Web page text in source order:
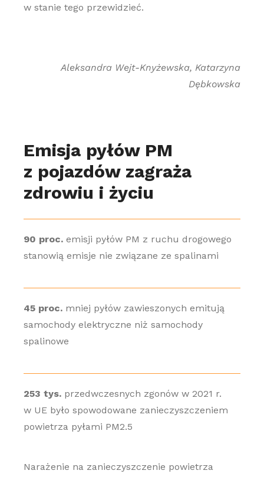
w stanie tego przewidzieć.
Aleksandra Wejt-Knyżewska, Katarzyna
Dębkowska
Emisja pyłów PM
z pojazdów zagraża
zdrowiu i życiu
90 proc.emisji pyłów PM z ruchu drogowego
stanowią emisje nie związane ze spalinami
45 proc.mniej pyłów zawieszonych emitują
samochody elektryczne niż samochody
spalinowe
253 tys.przedwczesnych zgonów w 2021 r.
w UE było spowodowane zanieczyszczeniem
powietrza pyłami PM2.5
Narażenie na zanieczyszczenie powietrza